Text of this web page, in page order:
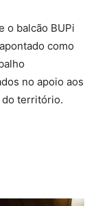
o balcão BUPi
como
no apoio aos
do território.